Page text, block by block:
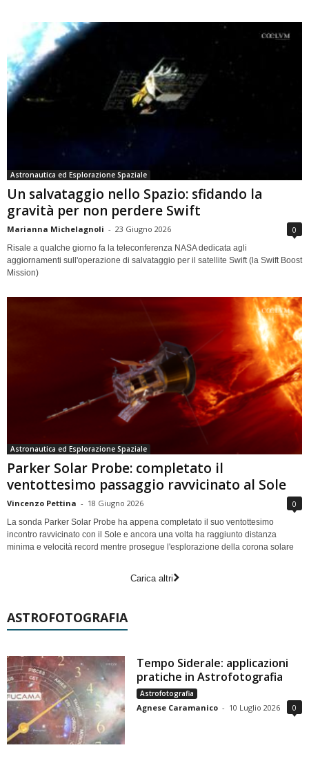
Astronautica ed Esplorazione Spaziale
Un salvataggio nello Spazio: sfidando la
gravità per non perdere Swift
Marianna Michelagnoli - 23 Giugno 2026 0
Risale a qualche giorno fa la teleconferenza NASA dedicata agli
aggiornamenti sull'operazione di salvataggio per il satellite Swift (la Swift Boost
Mission)
Astronautica ed Esplorazione Spaziale
Parker Solar Probe: completato il
ventottesimo passaggio ravvicinato al Sole
Vincenzo Pettina - 18 Giugno 2026 0
La sonda Parker Solar Probe ha appena completato il suo ventottesimo
incontro ravvicinato con il Sole e ancora una volta ha raggiunto distanza
minima e velocità record mentre prosegue l'esplorazione della corona solare
Carica altri
ASTROFOTOGRAFIA
Tempo Siderale: applicazioni
pratiche in Astrofotografia
Astrofotografia
Agnese Caramanico - 10 Luglio 2026 0